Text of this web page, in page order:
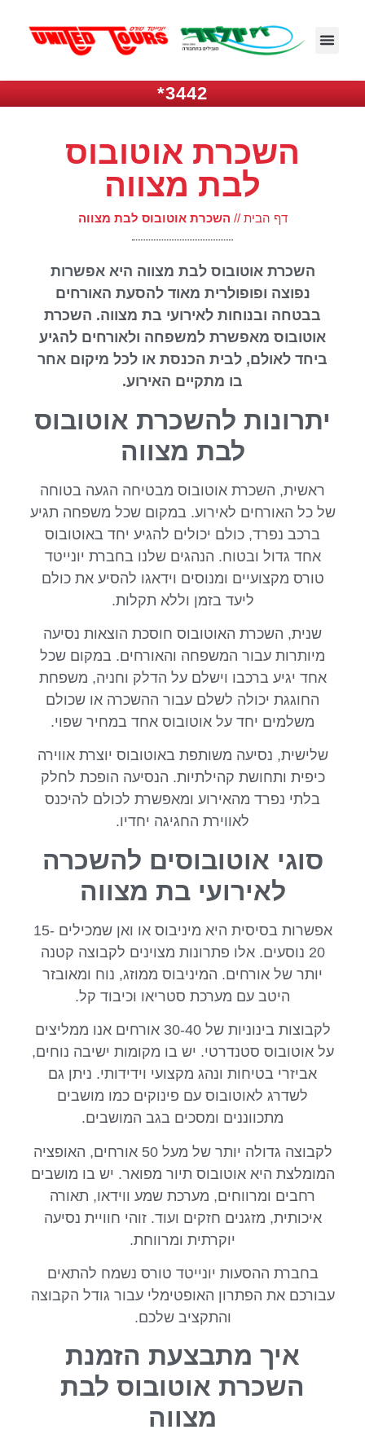
3442*
השכרת אוטובוס
לבת מצווה
דף הבית // השכרת אוטובוס לבת מצווה
השכרת אוטובוס לבת מצווה היא אפשרות
נפוצה ופופולרית מאוד להסעת האורחים
בבטחה ובנוחות לאירועי בת מצווה. השכרת
אוטובוס מאפשרת למשפחה ולאורחים להגיע
ביחד לאולם, לבית הכנסת או לכל מיקום אחר
בו מתקיים האירוע.
יתרונות להשכרת אוטובוס
לבת מצווה
ראשית, השכרת אוטובוס מבטיחה הגעה בטוחה
של כל האורחים לאירוע. במקום שכל משפחה תגיע
ברכב נפרד, כולם יכולים להגיע יחד באוטובוס
אחד גדול ובטוח. הנהגים שלנו בחברת יונייטד
טורס מקצועיים ומנוסים וידאגו להסיע את כולם
ליעד בזמן וללא תקלות.
שנית, השכרת האוטובוס חוסכת הוצאות נסיעה
מיותרות עבור המשפחה והאורחים. במקום שכל
אחד יגיע ברכבו וישלם על הדלק וחניה, משפחת
החוגגת יכולה לשלם עבור ההשכרה או שכולם
משלמים יחד על אוטובוס אחד במחיר שפוי.
שלישית, נסיעה משותפת באוטובוס יוצרת אווירה
כיפית ותחושת קהילתיות. הנסיעה הופכת לחלק
בלתי נפרד מהאירוע ומאפשרת לכולם להיכנס
לאווירת החגיגה יחדיו.
סוגי אוטובוסים להשכרה
לאירועי בת מצווה
אפשרות בסיסית היא מיניבוס או ואן שמכילים 15-
20 נוסעים. אלו פתרונות מצוינים לקבוצה קטנה
יותר של אורחים. המיניבוס ממוזג, נוח ומאובזר
היטב עם מערכת סטריאו וכיבוד קל.
לקבוצות בינוניות של 30-40 אורחים אנו ממליצים
על אוטובוס סטנדרטי. יש בו מקומות ישיבה נוחים,
אביזרי בטיחות ונהג מקצועי וידידותי. ניתן גם
לשדרג לאוטובוס עם פינוקים כמו מושבים
מתכווננים ומסכים בגב המושבים.
לקבוצה גדולה יותר של מעל 50 אורחים, האופציה
המומלצת היא אוטובוס תיור מפואר. יש בו מושבים
רחבים ומרווחים, מערכת שמע ווידאו, תאורה
איכותית, מזגנים חזקים ועוד. זוהי חוויית נסיעה
יוקרתית ומרווחת.
בחברת ההסעות יונייטד טורס נשמח להתאים
עבורכם את הפתרון האופטימלי עבור גודל הקבוצה
והתקציב שלכם.
איך מתבצעת הזמנת
השכרת אוטובוס לבת
מצווה